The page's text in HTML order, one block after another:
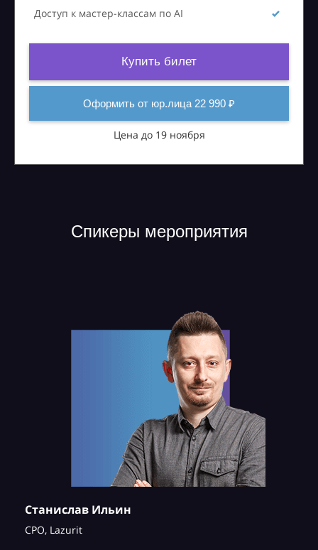
Доступ к мастер-классам по AI
Купить билет
Оформить от юр.лица 22 990 ₽
Цена до 19 ноября
Спикеры мероприятия
Станислав Ильин
CPO, Lazurit